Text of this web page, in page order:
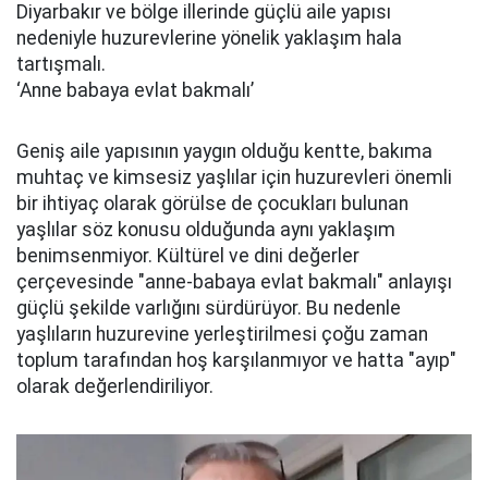
Diyarbakır ve bölge illerinde güçlü aile yapısı
nedeniyle huzurevlerine yönelik yaklaşım hala
tartışmalı.
‘Anne babaya evlat bakmalı’
Geniş aile yapısının yaygın olduğu kentte, bakıma
muhtaç ve kimsesiz yaşlılar için huzurevleri önemli
bir ihtiyaç olarak görülse de çocukları bulunan
yaşlılar söz konusu olduğunda aynı yaklaşım
benimsenmiyor. Kültürel ve dini değerler
çerçevesinde "anne-babaya evlat bakmalı" anlayışı
güçlü şekilde varlığını sürdürüyor. Bu nedenle
yaşlıların huzurevine yerleştirilmesi çoğu zaman
toplum tarafından hoş karşılanmıyor ve hatta "ayıp"
olarak değerlendiriliyor.